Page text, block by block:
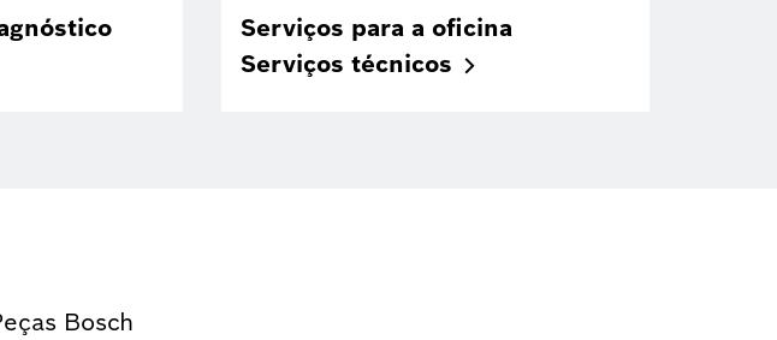
Serviços para a oficina
Serviços técnicos
Bosch